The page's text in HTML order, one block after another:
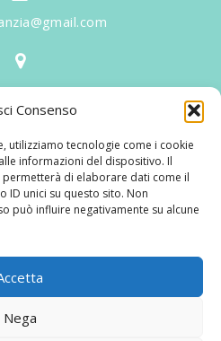
Consenso
utilizziamo tecnologie come i cookie
informazioni del dispositivo. Il
di elaborare dati come il
ID unici su questo sito. Non
può influire negativamente su alcune
Nega
- 42046 Reggiolo
nome ed un progetto che
una provata esperienza
suo fondatore in 25 anni di
al bambino nei suoi primi
i progetti educativi.